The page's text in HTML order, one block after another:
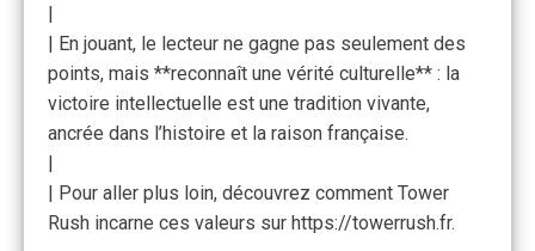
|
| En jouant, le lecteur ne gagne pas seulement des
points, mais **reconnaît une vérité culturelle** : la
victoire intellectuelle est une tradition vivante,
ancrée dans l’histoire et la raison française.
|
| Pour aller plus loin, découvrez comment Tower
Rush incarne ces valeurs sur https://towerrush.fr.